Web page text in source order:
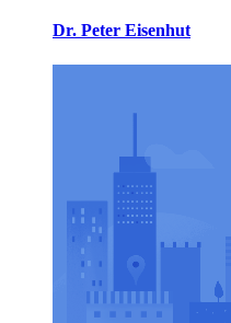
Dr. Peter Eisenhut